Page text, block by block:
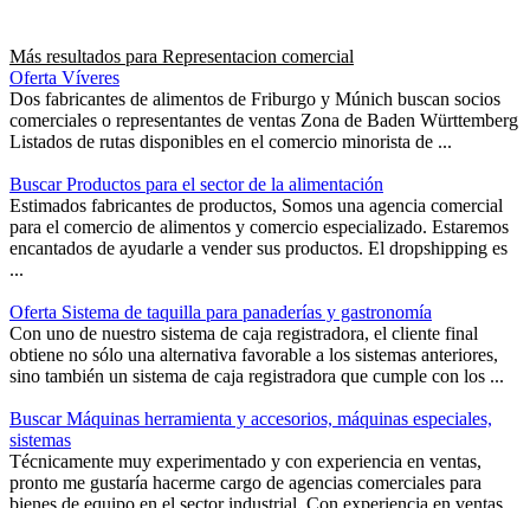
Más resultados para Representacion comercial
Oferta Víveres
Dos fabricantes de alimentos de Friburgo y Múnich buscan socios
comerciales o representantes de ventas Zona de Baden Württemberg
Listados de rutas disponibles en el comercio minorista de ...
Buscar Productos para el sector de la alimentación
Estimados fabricantes de productos, Somos una agencia comercial
para el comercio de alimentos y comercio especializado. Estaremos
encantados de ayudarle a vender sus productos. El dropshipping es
...
Oferta Sistema de taquilla para panaderías y gastronomía
Con uno de nuestro sistema de caja registradora, el cliente final
obtiene no sólo una alternativa favorable a los sistemas anteriores,
sino también un sistema de caja registradora que cumple con los ...
Buscar Máquinas herramienta y accesorios, máquinas especiales,
sistemas
Técnicamente muy experimentado y con experiencia en ventas,
pronto me gustaría hacerme cargo de agencias comerciales para
bienes de equipo en el sector industrial. Con experiencia en ventas